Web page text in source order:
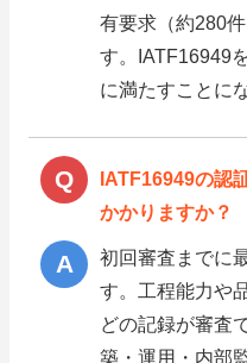
有要求（約280
す。IATF16949
に満たすことに
IATF16949の認
かかりますか？
初回審査までに
す。工程能力や
どの記録が審査
築・運用・内部